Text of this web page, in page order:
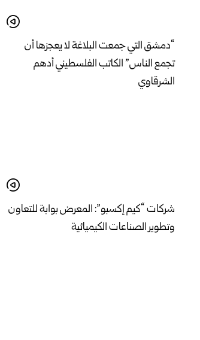
“دمشق التي جمعت البلاغة لا يعجزها أن
تجمع الناس” الكاتب الفلسطيني أدهم
الشرقاوي
شركات “كيم إكسبو”: المعرض بوابة للتعاون
وتطوير الصناعات الكيميائية